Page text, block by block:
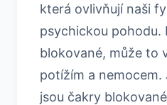
která ovlivňují naši
psychickou pohodu.
blokované, může to
potížím a
jsou čakry